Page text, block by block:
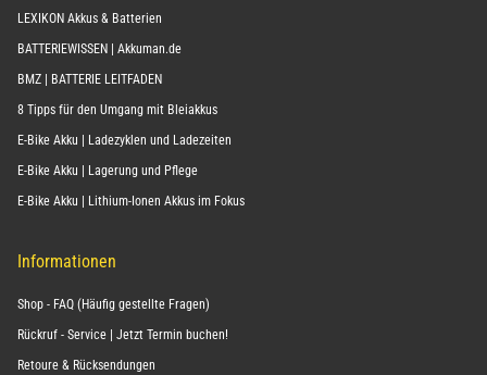
LEXIKON Akkus & Batterien
BATTERIEWISSEN | Akkuman.de
BMZ | BATTERIE LEITFADEN
8 Tipps für den Umgang mit Bleiakkus
E-Bike Akku | Ladezyklen und Ladezeiten
E-Bike Akku | Lagerung und Pflege
E-Bike Akku | Lithium-Ionen Akkus im Fokus
Informationen
Shop - FAQ (Häufig gestellte Fragen)
Rückruf - Service | Jetzt Termin buchen!
Retoure & Rücksendungen